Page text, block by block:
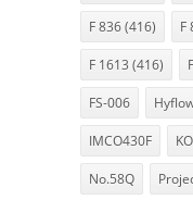
F 836 (416) F
F 1613 (416)
FS-006
IMCO430F
No.58Q